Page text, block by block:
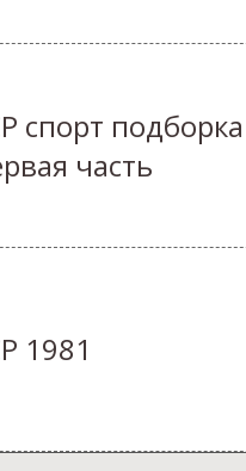
спорт подборка
часть
1981